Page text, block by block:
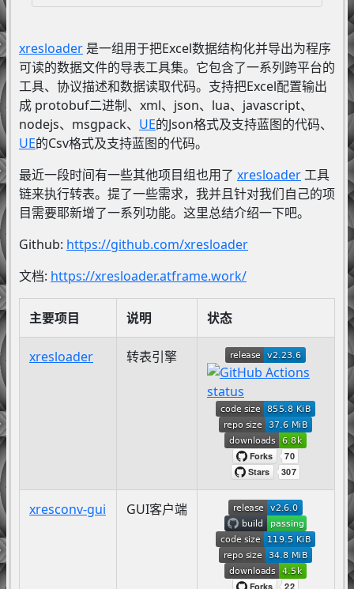
xresloader是一组用于把Excel数据结构化并导出为程序
可读的数据文件的导表工具集。它包含了一系列跨平台的
工具、协议描述和数据读取代码。支持把Excel配置输出
成 protobuf二进制、xml、json、lua、javascript、
nodejs、msgpack、 UE的Json格式及支持蓝图的代码、
UE的Csv格式及支持蓝图的代码。
最近一段时间有一些其他项目组也用了 xresloader工具
链来执行转表。提了一些需求，我并且针对我们自己的项
目需要耶新增了一系列功能。这里总结介绍一下吧。
Github: https://github.com/xresloader
文档: https://xresloader.atframe.work/
主要项目 说明 状态
xresloader 转表引擎
xresconv-gui GUI客户端